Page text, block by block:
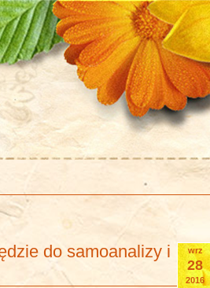
wrz
28
2016
do samoanalizy i